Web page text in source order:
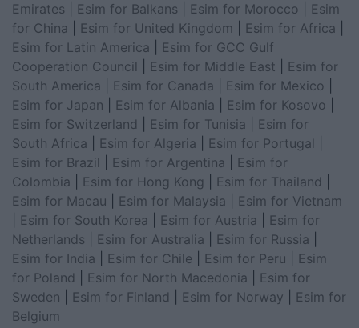
Emirates
Esim for Balkans Esim for Morocco
Esim
for China
Esim for United Kingdom Esim for Africa
Esim for Latin America
Esim for GCC Gulf
Cooperation Council
Esim for Middle East
Esim for
South America
Esim for Canada Esim for Mexico
Esim for Japan
Esim for Albania Esim for Kosovo
Esim for Switzerland
Esim for Tunisia
Esim for
South Africa
Esim for Algeria Esim for Portugal
Esim for Brazil
Esim for Argentina
Esim for
Colombia
Esim for Hong Kong Esim for Thailand
Esim for Macau
Esim for Malaysia
Esim for Vietnam
Esim for South Korea Esim for Austria
Esim for
Netherlands
Esim for Australia Esim for Russia
Esim for India
Esim for Chile Esim for Peru
Esim
for Poland
Esim for North Macedonia
Esim for
Sweden
Esim for Finland Esim for Norway
Esim for
Belgium